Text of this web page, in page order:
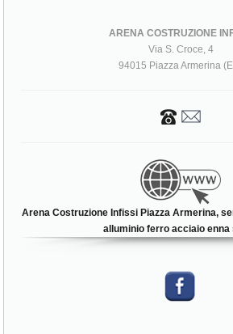
ARENA COSTRUZIONE
Via S. Croce, 4
94015 Piazza Armerina
Arena Costruzione Infissi Piazza Armerina,
alluminio ferro acciaio enna